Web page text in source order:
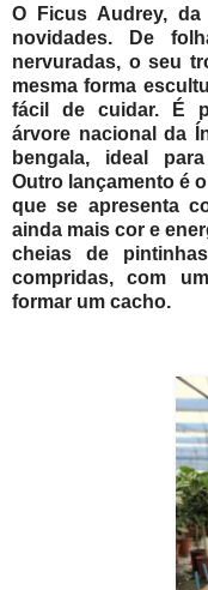
O Ficus Audrey,
novidades. De
nervuradas, o seu
mesma forma
fácil de cuidar. É
árvore nacional da
bengala, ideal
Outro lançamento é
que se apresenta
ainda mais cor e
cheias de
compridas, com
formar um cacho.